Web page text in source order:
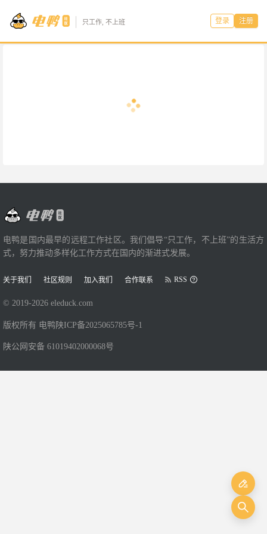
只工作, 不上班 登录 注册
电鸭是国内最早的远程工作社区。我们倡导“只工作，不上班”的生活方
式，努力推动多样化工作方式在国内的渐进式发展。
关于我们 社区规则 加入我们 合作联系 RSS
© 2019-2026 eleduck.com
版权所有 电鸭 陕ICP备2025065785号-1
陕公网安备 61019402000068号